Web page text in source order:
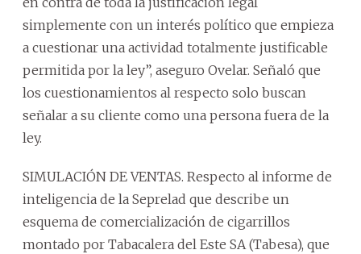
simplemente con un interés político que empieza
a cuestionar una actividad totalmente justificable
permitida por la ley”, aseguro Ovelar. Señaló que
los cuestionamientos al respecto solo buscan
señalar a su cliente como una persona fuera de la
ley.
SIMULACIÓN DE VENTAS. Respecto al informe de
inteligencia de la Seprelad que describe un
esquema de comercialización de cigarrillos
montado por Tabacalera del Este SA (Tabesa), que